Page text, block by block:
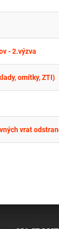
- 2.výzva
omítky, ZTI)
vrat